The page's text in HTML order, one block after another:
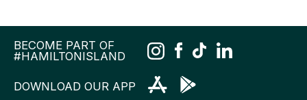
BECOME PART OF
#HAMILTONISLAND
DOWNLOAD OUR APP